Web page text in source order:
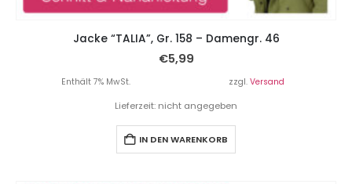
Jacke “TALIA”, Gr. 158 – Damengr. 46
€5,99
Enthält 7% MwSt. zzgl. Versand
Lieferzeit: nicht angegeben
IN DEN WARENKORB